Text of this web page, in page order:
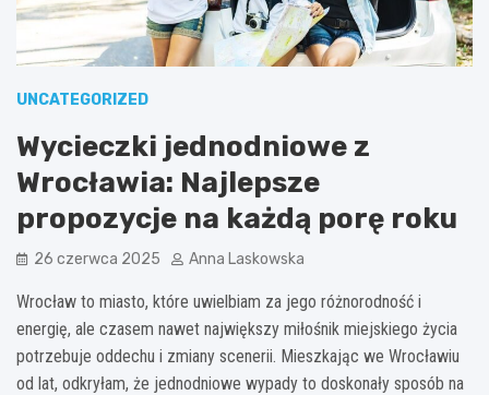
UNCATEGORIZED
Wycieczki jednodniowe z
Wrocławia: Najlepsze
propozycje na każdą porę roku
26 czerwca 2025 Anna Laskowska
Wrocław to miasto, które uwielbiam za jego różnorodność i
energię, ale czasem nawet największy miłośnik miejskiego życia
potrzebuje oddechu i zmiany scenerii. Mieszkając we Wrocławiu
od lat, odkryłam, że jednodniowe wypady to doskonały sposób na